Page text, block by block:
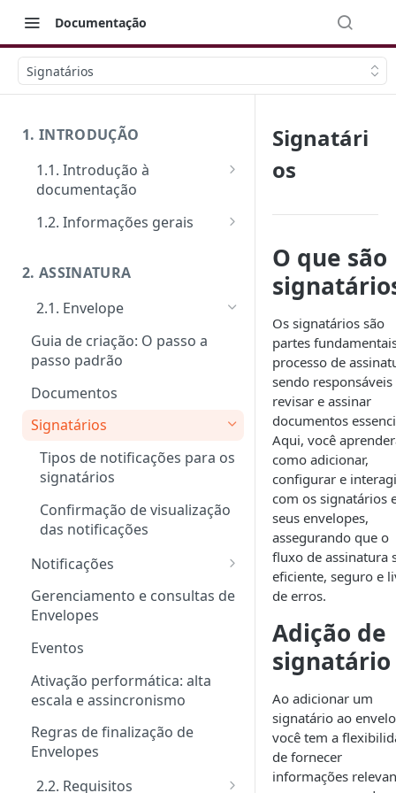
Documentação
Signatários
1. INTRODUÇÃO
1.1. Introdução à
documentação
Primeiros passos
Ferramentas de Teste:
Postman e Insomnia
1.2. Informações gerais
Suporte
Limite de requisições
Mensagens de erro
2. ASSINATURA
2.1. Envelope
Guia de criação: O passo a
passo padrão
Documentos
Signatários
Tipos de notificações para os
signatários
Confirmação de visualização
das notificações
Notificações
Customizar notificações por
e-mail
Gerenciamento e consultas de
Envelopes
Eventos
Ativação performática: alta
escala e assincronismo
Regras de finalização de
Envelopes
2.2. Requisitos
Signatári
os
O que são
Os signatários são
partes
processo de
sendo
revisar e assinar
documentos
Aqui, você
como adicionar,
configurar e
com os signatários
seus envelopes,
assegurando que o
fluxo de assinatura
eficiente, seguro e
de erros.
Adição de
signatário
Ao adicionar um
signatário ao
você tem a
de fornecer
informações